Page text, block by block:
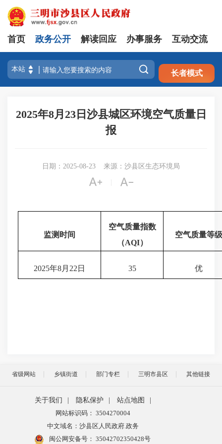
注册 登录
首页 政务公开 解读回应 办事服务 互动交流
 长者模式
2025年8月23日沙县城区环境空气质量日
报
日期：2025-08-23 来源：沙县区生态环境局
 
监测时间
空气质量指数
（AQI）
空气质量等
2025年8月22日 35 优
省级网站 乡镇街道 部门专栏 三明市县区 其他链接
关于我们 隐私保护 站点地图
网站标识码： 3504270004
中文域名：沙县区人民政府.政务
闽公网安备号： 35042702350428号